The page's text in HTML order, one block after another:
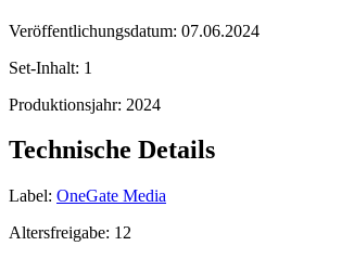
Veröffentlichungsdatum: 07.06.2024
Set-Inhalt: 1
Produktionsjahr: 2024
Technische Details
Label: OneGate Media
Altersfreigabe: 12